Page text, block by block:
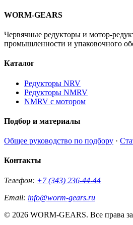
WORM-GEARS
Червячные редукторы и мотор-
промышленности и упаковочного
Каталог
Редукторы NRV
Редукторы NMRV
NMRV с мотором
Подбор и материалы
Общее руководство по подбору ·
Контакты
Телефон: +7 (343) 236-44-44
Email: info@worm-gears.ru
© 2026 WORM-GEARS. Все права